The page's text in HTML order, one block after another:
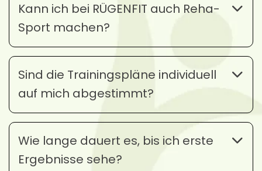
Kann ich bei RÜGENFIT auch Reha-
Sport machen?
Sind die Trainingspläne individuell
auf mich abgestimmt?
Wie lange dauert es, bis ich erste
Ergebnisse sehe?